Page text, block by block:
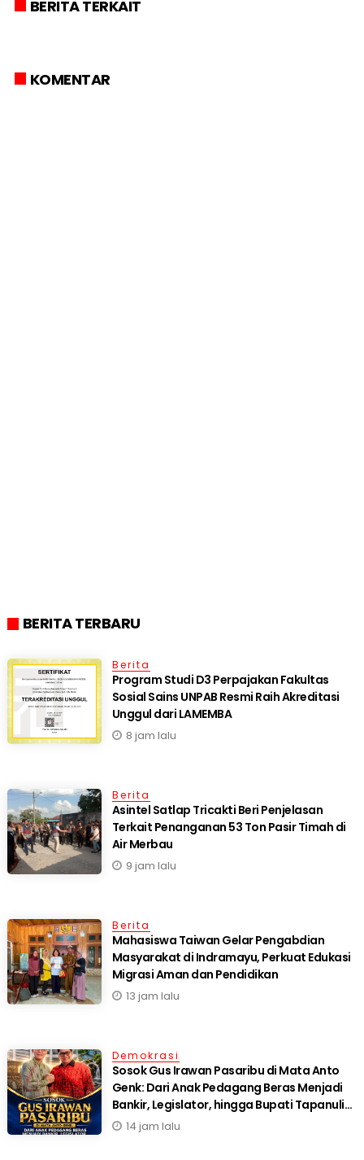
BERITA TERKAIT
KOMENTAR
BERITA TERBARU
Berita
Program Studi D3 Perpajakan Fakultas
Sosial Sains UNPAB Resmi Raih Akreditasi
Unggul dari LAMEMBA
8 jam lalu
Berita
Asintel Satlap Tricakti Beri Penjelasan
Terkait Penanganan 53 Ton Pasir Timah di
Air Merbau
9 jam lalu
Berita
Mahasiswa Taiwan Gelar Pengabdian
Masyarakat di Indramayu, Perkuat Edukasi
Migrasi Aman dan Pendidikan
13 jam lalu
Demokrasi
Sosok Gus Irawan Pasaribu di Mata Anto
Genk: Dari Anak Pedagang Beras Menjadi
Bankir, Legislator, hingga Bupati Tapanuli
Selatan
14 jam lalu